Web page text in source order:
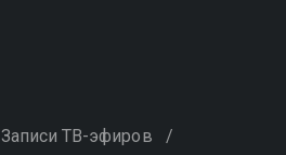
Записи ТВ-эфиров /